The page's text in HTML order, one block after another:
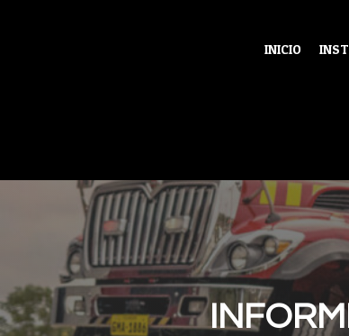
INICIO